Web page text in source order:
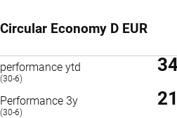
Circular Economy D EUR
performance ytd
(30-6)
Performance 3y
(30-6)